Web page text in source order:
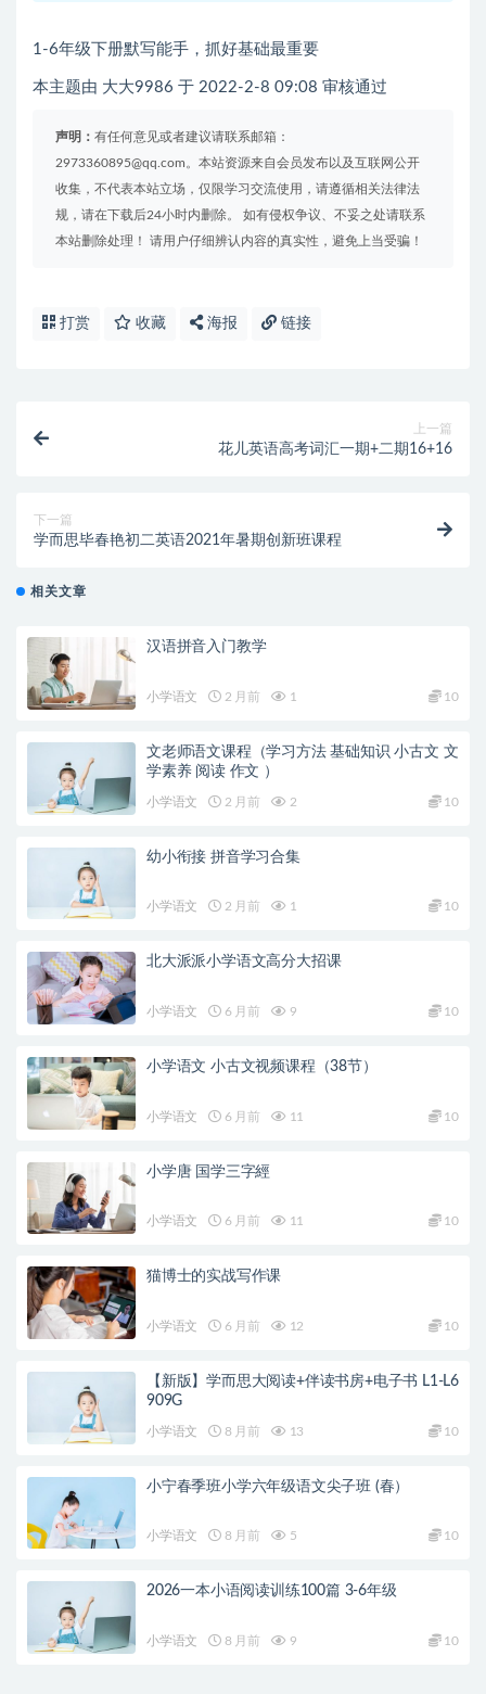
1-6年级下册默写能手，抓好基础最重要
本主题由 大大9986 于 2022-2-8 09:08 审核通过
声明： 有任何意见或者建议请联系邮箱：
2973360895@qq.com。本站资源来自会员发布以及互联网公开
收集，不代表本站立场，仅限学习交流使用，请遵循相关法律法
规，请在下载后24小时内删除。 如有侵权争议、不妥之处请联系
本站删除处理！ 请用户仔细辨认内容的真实性，避免上当受骗！
打赏 收藏 海报 链接
上一篇
花儿英语高考词汇一期+二期16+16
下一篇
学而思毕春艳初二英语2021年暑期创新班课程
相关文章
汉语拼音入门教学
小学语文 2 月前 1 10
文老师语文课程（学习方法 基础知识 小古文 文
学素养 阅读 作文 ）
小学语文 2 月前 2 10
幼小衔接 拼音学习合集
小学语文 2 月前 1 10
北大派派小学语文高分大招课
小学语文 6 月前 9 10
小学语文 小古文视频课程（38节）
小学语文 6 月前 11 10
小学唐 国学三字經
小学语文 6 月前 11 10
猫博士的实战写作课
小学语文 6 月前 12 10
【新版】学而思大阅读+伴读书房+电子书 L1-L6
909G
小学语文 8 月前 13 10
小宁春季班小学六年级语文尖子班 (春）
小学语文 8 月前 5 10
2026一本小语阅读训练100篇 3-6年级
小学语文 8 月前 9 10